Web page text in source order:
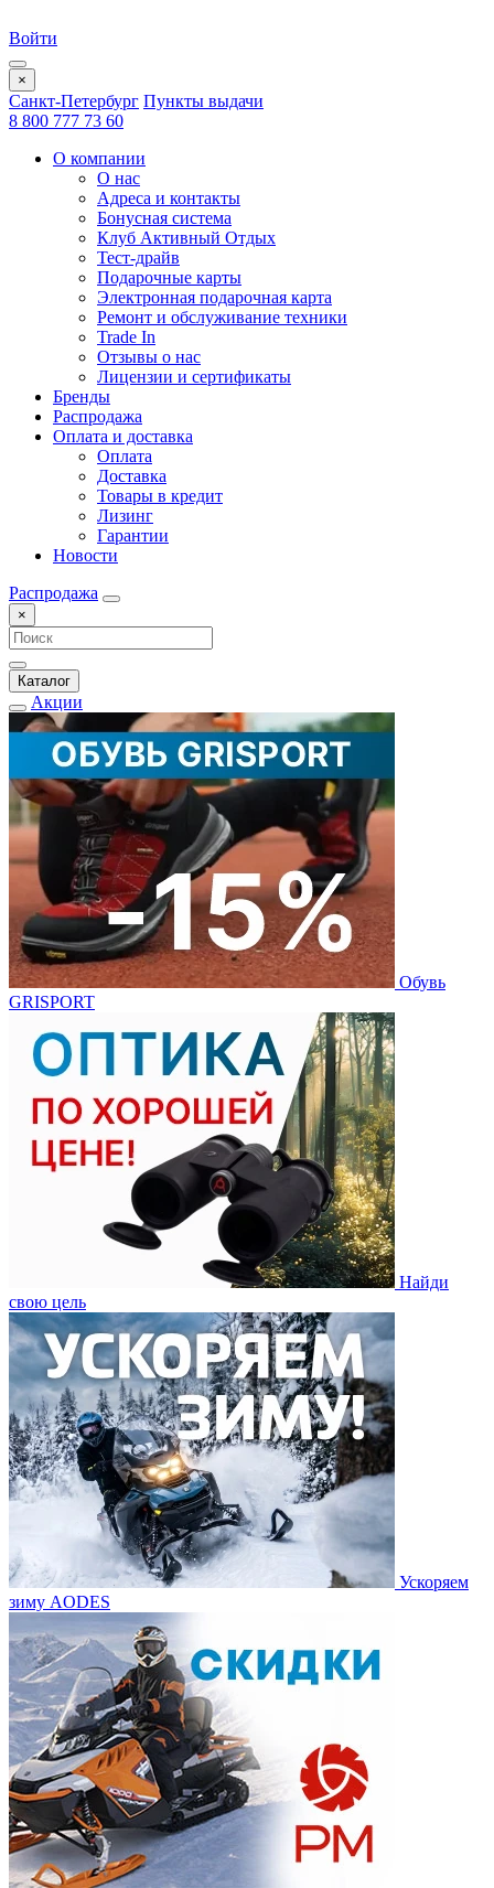
Войти
×
Санкт-Петербург Пункты выдачи
8 800 777 73 60
О компании
О нас
Адреса и контакты
Бонусная система
Клуб Активный Отдых
Тест-драйв
Подарочные карты
Электронная подарочная карта
Ремонт и обслуживание техники
Trade In
Отзывы о нас
Лицензии и сертификаты
Бренды
Распродажа
Оплата и доставка
Оплата
Доставка
Товары в кредит
Лизинг
Гарантии
Новости
Распродажа
×
Каталог
Акции
Обувь
GRISPORT
Найди
свою цель
Ускоряем
зиму AODES